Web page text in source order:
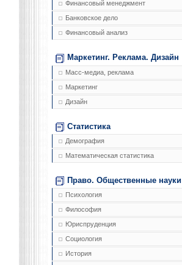
Финансовый менеджмент
Банковское дело
Финансовый анализ
Маркетинг. Реклама. Дизайн
Масс-медиа, реклама
Маркетинг
Дизайн
Статистика
Демография
Математическая статистика
Право. Общественные науки
Психология
Философия
Юриспруденция
Социология
История